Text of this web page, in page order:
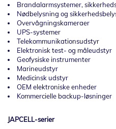
Brandalarmsystemer,
Nødbelysning og
Overvågningskameraer
UPS-systemer
Telekommunikationsudstyr
Elektronisk test- og måleudstyr
Geofysiske instrumenter
Marineudstyr
Medicinsk udstyr
OEM elektroniske enheder
Kommercielle backup-løsninger
JAPCELL-serier